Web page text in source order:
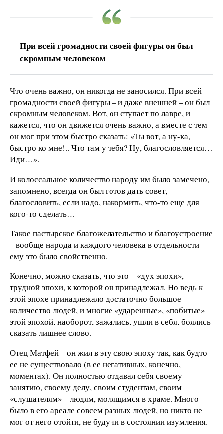
При всей громадности своей фигуры он был
скромным человеком
Что очень важно, он никогда не заносился. При всей
громадности своей фигуры – и даже внешней – он был
скромным человеком. Вот, он ступает по лавре, и
кажется, что он движется очень важно, а вместе с тем
он мог при этом быстро сказать: «Ты вот, а ну-ка,
быстро ко мне!.. Что там у тебя? Ну, благословляется…
Иди…».
И колоссальное количество народу им было замечено,
запомнено, всегда он был готов дать совет,
благословить, если надо, накормить, что-то еще для
кого-то сделать…
Такое пастырское благожелательство и благоустроение
– вообще народа и каждого человека в отдельности –
ему это было свойственно.
Конечно, можно сказать, что это – «дух эпохи»,
трудной эпохи, к которой он принадлежал. Но ведь к
этой эпохе принадлежало достаточно большое
количество людей, и многие «ударенные», «побитые»
этой эпохой, наоборот, зажались, ушли в себя, боялись
сказать лишнее слово.
Отец Матфей – он жил в эту свою эпоху так, как будто
ее не существовало (в ее негативных, конечно,
моментах). Он полностью отдавал себя своему
занятию, своему делу, своим студентам, своим
«слушателям» – людям, молящимся в храме. Много
было в его ареале совсем разных людей, но никто не
мог от него отойти, не будучи в состоянии изумления.